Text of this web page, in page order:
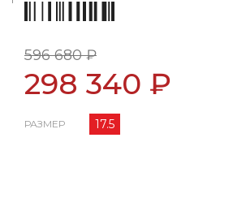
596 680 ₽
298 340 ₽
РАЗМЕР 17.5